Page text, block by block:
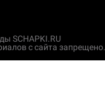
SCHAPKI.RU
с сайта запрещено.